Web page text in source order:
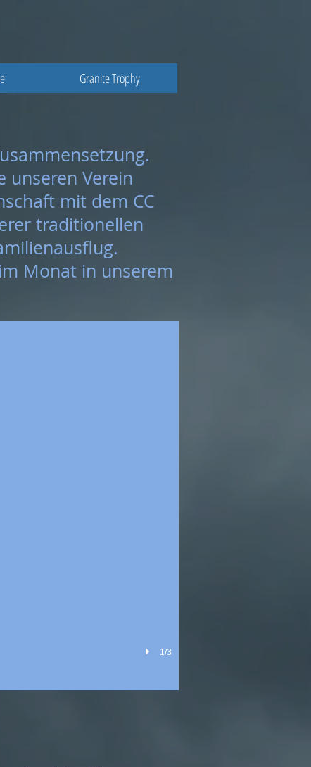
Granite Trophy
unseren Verein
mit dem CC
traditionellen
Monat in unserem
1/3